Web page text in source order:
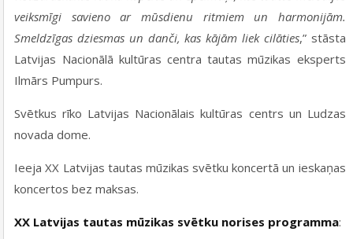
veiksmīgi savieno ar mūsdienu ritmiem un harmonijām.
Smeldzīgas dziesmas un danči, kas kājām liek cilāties,” stāsta
Latvijas Nacionālā kultūras centra tautas mūzikas eksperts
Ilmārs Pumpurs.
Svētkus rīko Latvijas Nacionālais kultūras centrs un Ludzas
novada dome.
Ieeja XX Latvijas tautas mūzikas svētku koncertā un ieskaņas
koncertos bez maksas.
XX Latvijas tautas mūzikas svētku norises programma: